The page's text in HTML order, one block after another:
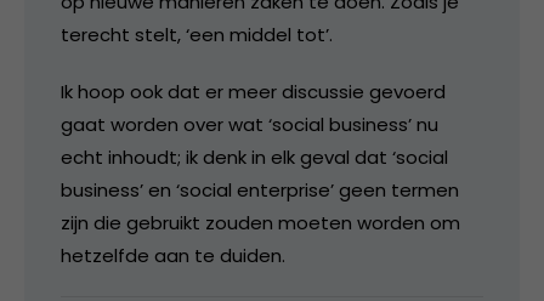
terecht stelt, ‘een middel tot’.
Ik hoop ook dat er meer discussie gevoerd
gaat worden over wat ‘social business’ nu
echt inhoudt; ik denk in elk geval dat ‘social
business’ en ‘social enterprise’ geen termen
zijn die gebruikt zouden moeten worden om
hetzelfde aan te duiden.